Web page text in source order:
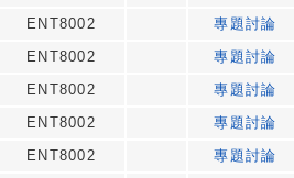
ENT8002
專題討論
ENT8002
專題討論
ENT8002
專題討論
ENT8002
專題討論
ENT8002
專題討論